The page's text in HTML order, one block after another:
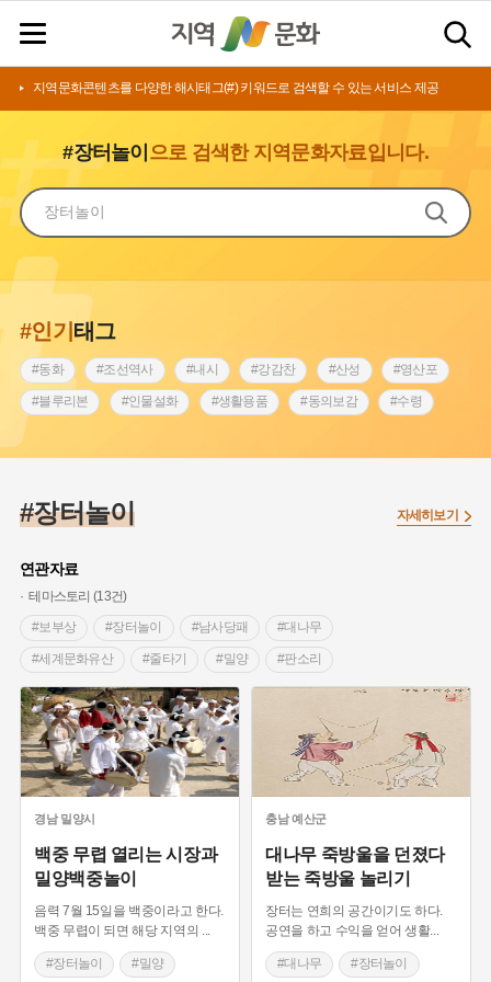
지역문화콘텐츠를 다양한 해시태그(#) 키워드로 검색할 수 있는 서비스 제공
#장터놀이 으로 검색한 지역문화자료입니다.
#인기태그
#동화 #조선역사 #내시 #강감찬 #산성 #영산포
#블루리본 #인물설화 #생활용품 #동의보감 #수령
#염전 #종로구 #의병활동
#성곽
#설화 #조선 시대 사회
#온라인 생활사박물관 #3.1운동 #원호원두표묘역
#여성독립운동가 #지역의 오래된 가게 #부산
#임시의정원 #김마리아 #고구마 #어린이역사콘텐츠
#고구려 #여성 독립운동가 #경기도설화 #독립운동가
#단지 #내성 #28독립선언 #지명유래 #강동구
#용인의 전설 #끈기 #제주도설화 #전설 #나주
#강진 #먼우금
#바위설화 #왕건 #공예품 #강서구 #전라남도 지명유래
#상서리 오재호 #용인
#장터놀이
연관자료
테마스토리 (13건)
#보부상
#장터놀이 #남사당패 #대나무
#세계문화유산 #줄타기 #밀양 #판소리
#안성 #바우덕이 #청주 #청주시장
#청주 가볼만한곳 #시장 #보부상놀이 #곡예
#남사당놀이 #죽방울놀이
자세히보기
경남 밀양시
백중 무렵 열리는 시장과
밀양백중놀이
음력 7월 15일을 백중이라고 한다.
백중 무렵이 되면 해당 지역의
#장터놀이 #밀양
충남예산군
대나무 죽방울을 던졌다
받는 죽방울 놀리기
장터는 연희의 공간이기도 하다.
공연을 하고 수익을 얻어 생활...
#대나무 #장터놀이